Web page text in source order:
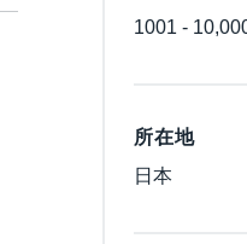
1001 -
所在地
日本